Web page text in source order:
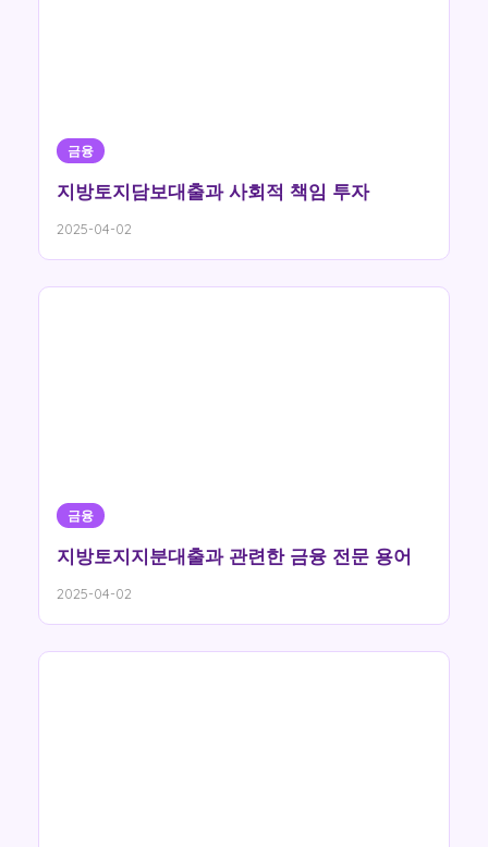
금융
지방토지담보대출과 사회적 책임 투자
2025-04-02
금융
지방토지지분대출과 관련한 금융 전문 용어
2025-04-02